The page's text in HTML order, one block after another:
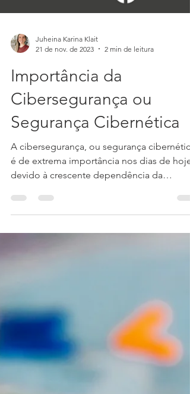
Juheina Karina Klait
21 de nov. de 2023
2 min de leitura
Importância da
Cibersegurança ou
Segurança Cibernética
A cibersegurança, ou segurança
é de extrema importância nos dias de hoje